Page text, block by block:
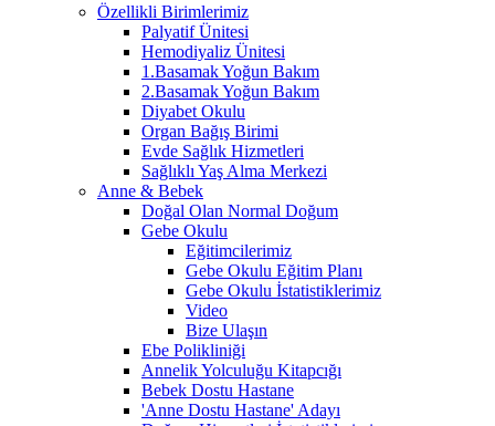
Özellikli Birimlerimiz
Palyatif Ünitesi
Hemodiyaliz Ünitesi
1.Basamak Yoğun Bakım
2.Basamak Yoğun Bakım
Diyabet Okulu
Organ Bağış Birimi
Evde Sağlık Hizmetleri
Sağlıklı Yaş Alma Merkezi
Anne & Bebek
Doğal Olan Normal Doğum
Gebe Okulu
Eğitimcilerimiz
Gebe Okulu Eğitim Planı
Gebe Okulu İstatistiklerimiz
Video
Bize Ulaşın
Ebe Polikliniği
Annelik Yolculuğu Kitapcığı
Bebek Dostu Hastane
'Anne Dostu Hastane' Adayı